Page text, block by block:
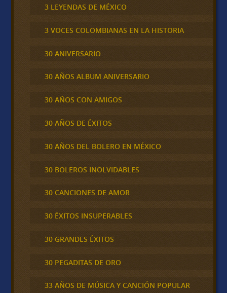
3 LEYENDAS DE MÉXICO
3 VOCES COLOMBIANAS EN LA HISTORIA
30 ANIVERSARIO
30 AÑOS ALBUM ANIVERSARIO
30 AÑOS CON AMIGOS
30 AÑOS DE ÉXITOS
30 AÑOS DEL BOLERO EN MÉXICO
30 BOLEROS INOLVIDABLES
30 CANCIONES DE AMOR
30 ÉXITOS INSUPERABLES
30 GRANDES ÉXITOS
30 PEGADITAS DE ORO
33 AÑOS DE MÚSICA Y CANCIÓN POPULAR